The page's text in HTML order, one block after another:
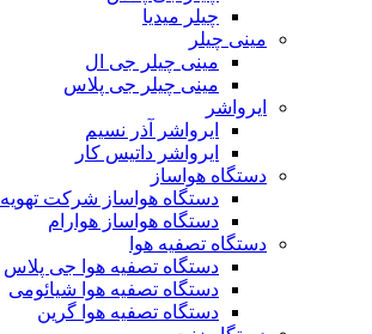
چیلر میدیا
مینی چیلر
مینی چیلر جی ال
مینی چیلر جی پلاس
ایرواشر
ایرواشر آذر نسیم
ایرواشر داتیس کار
دستگاه هواساز
دستگاه هواساز شرکت تهویه
دستگاه هواساز هوارام
دستگاه تصفیه هوا
دستگاه تصفیه هوا جی پلاس
دستگاه تصفیه هوا شیائومی
دستگاه تصفیه هوا گرین